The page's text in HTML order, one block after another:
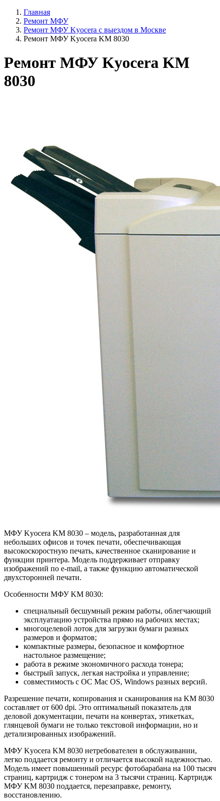
Главная
Ремонт МФУ
Ремонт МФУ Kyocera с выездом в Москве
Ремонт МФУ Kyocera KM 8030
Ремонт МФУ Kyocera KM
8030
МФУ Kyocera KM 8030 – модель, разработанная для
небольших офисов и точек печати, обеспечивающая
высокоскоростную печать, качественное сканирование и
функции принтера. Модель поддерживает отправку
изображений по e-mail, а также функцию автоматической
двухсторонней печати.
Особенности МФУ KM 8030:
специальный бесшумный режим работы, облегчающий
эксплуатацию устройства прямо на рабочих местах;
многоцелевой лоток для загрузки бумаги разных
размеров и форматов;
компактные размеры, безопасное и комфортное
настольное размещение;
работа в режиме экономичного расхода тонера;
быстрый запуск, легкая настройка и управление;
совместимость с ОС Mac OS, Windows разных версий.
Разрешение печати, копирования и сканирования на KM 8030
составляет от 600 dpi. Это оптимальный показатель для
деловой документации, печати на конвертах, этикетках,
глянцевой бумаги не только текстовой информации, но и
детализированных изображений.
МФУ Kyocera KM 8030 нетребователен в обслуживании,
легко поддается ремонту и отличается высокой надежностью.
Модель имеет повышенный ресурс фотобарабана на 100 тысяч
страниц, картридж с тонером на 3 тысячи страниц. Картридж
МФУ KM 8030 поддается, перезаправке, ремонту,
восстановлению.